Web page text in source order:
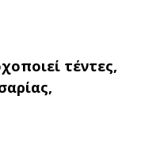
τέντες,